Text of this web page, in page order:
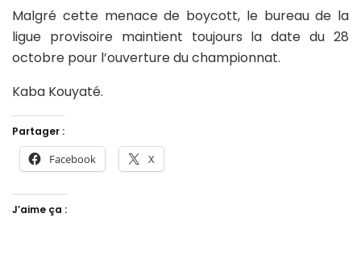
Malgré cette menace de boycott, le bureau de la
ligue provisoire maintient toujours la date du 28
octobre pour l’ouverture du championnat.
Kaba Kouyaté.
Partager :
Facebook X
J’aime ça :